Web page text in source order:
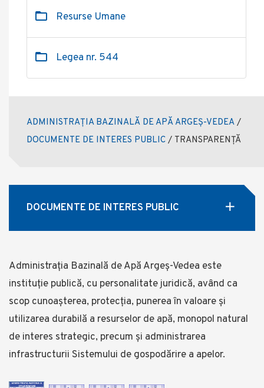
Resurse Umane
Legea nr. 544
ADMINISTRAȚIA BAZINALĂ DE APĂ ARGEȘ-VEDEA /
DOCUMENTE DE INTERES PUBLIC / TRANSPARENȚĂ
DOCUMENTE DE INTERES PUBLIC
Administrația Bazinală de Apă Argeș-Vedea este
instituție publică, cu personalitate juridică, având ca
scop cunoașterea, protecția, punerea în valoare și
utilizarea durabilă a resurselor de apă, monopol natural
de interes strategic, precum și administrarea
infrastructurii Sistemului de gospodărire a apelor.